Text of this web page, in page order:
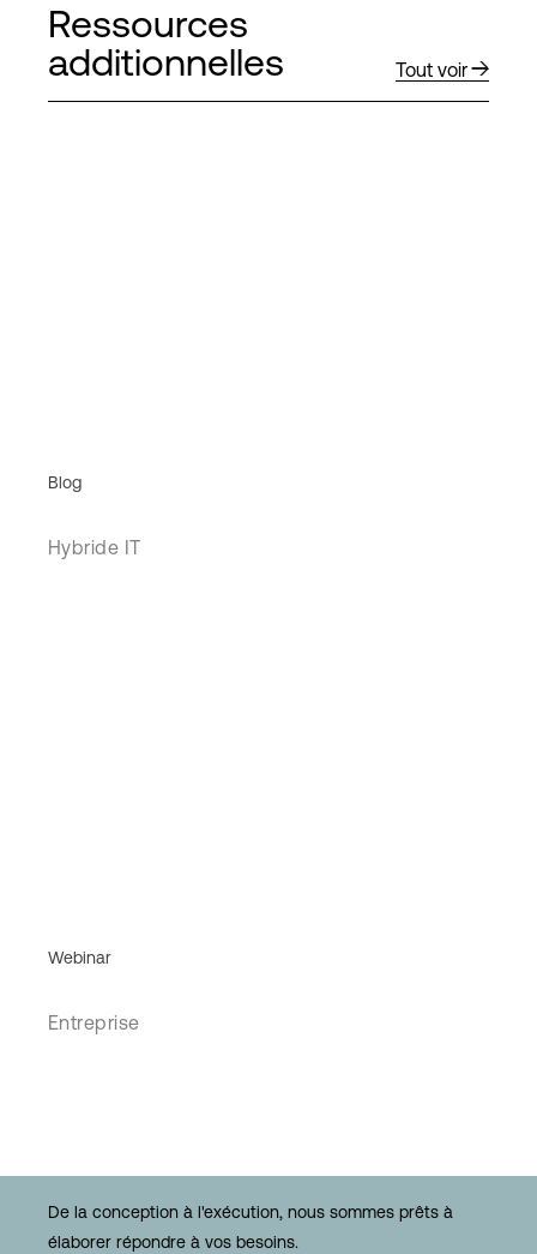
Ressources
additionnelles
Tout voir
Blog
Hybride IT
Webinar
Entreprise
De la conception à l'exécution, nous sommes prêts à
élaborer répondre à vos besoins.